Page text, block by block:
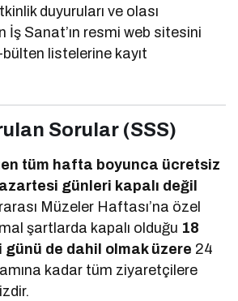
duyuruları ve olası
İş Sanat’ın resmi web sitesini
listelerine kayıt
Sorular (SSS)
tüm hafta boyunca ücretsiz
günleri kapalı değil
Müzeler Haftası’na özel
şartlarda kapalı olduğu 18
günü de dahil olmak üzere 24
kadar tüm ziyaretçilere